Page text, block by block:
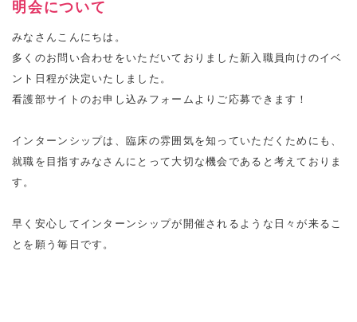
明会について
みなさんこんにちは。
多くのお問い合わせをいただいておりました新入職員向けのイベ
ント日程が決定いたしました。
看護部サイトのお申し込みフォームよりご応募できます！
インターンシップは、臨床の雰囲気を知っていただくためにも、
就職を目指すみなさんにとって大切な機会であると考えておりま
す。
早く安心してインターンシップが開催されるような日々が来るこ
とを願う毎日です。